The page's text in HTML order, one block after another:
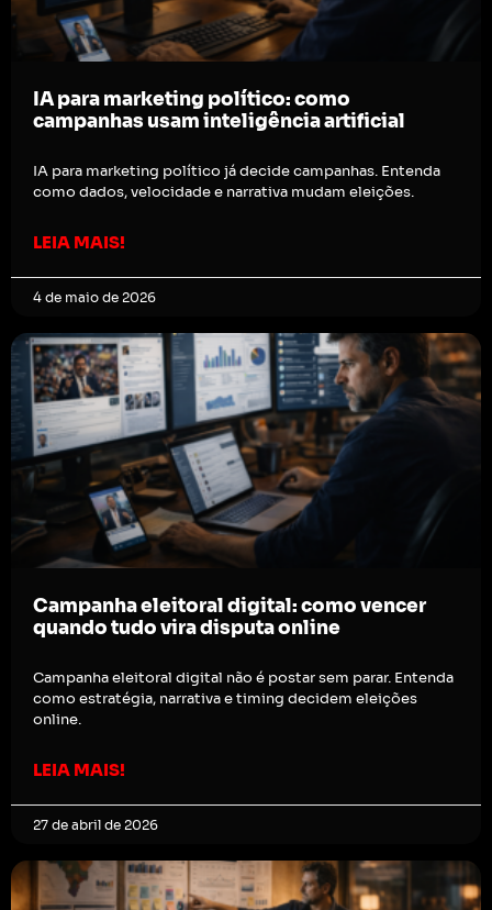
IA para marketing político: como
campanhas usam inteligência artificial
IA para marketing político já decide campanhas. Entenda
como dados, velocidade e narrativa mudam eleições.
LEIA MAIS!
4 de maio de 2026
Campanha eleitoral digital: como vencer
quando tudo vira disputa online
Campanha eleitoral digital não é postar sem parar. Entenda
como estratégia, narrativa e timing decidem eleições
online.
LEIA MAIS!
27 de abril de 2026